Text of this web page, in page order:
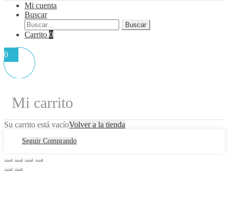
Mi cuenta
Buscar
Buscar
por:
Buscar
Carrito 0
0
Mi carrito
Su carrito está vacíoVolver a la tienda
Seguir Comprando